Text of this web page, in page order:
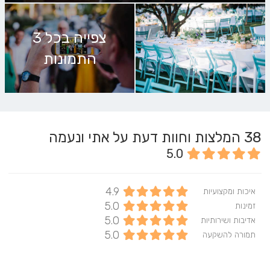
צפייה בכל 3
התמונות
38 המלצות וחוות דעת על אתי ונעמה
5.0
איכות ומקצועיות 4.9
זמינות 5.0
אדיבות ושירותיות 5.0
תמורה להשקעה 5.0